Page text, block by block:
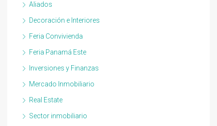
Aliados
Decoración e Interiores
Feria Convivienda
Feria Panamá Este
Inversiones y Finanzas
Mercado Inmobiliario
Real Estate
Sector inmobiliario